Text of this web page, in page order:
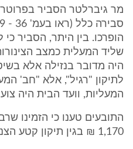
מר גיברלטר הסביר
הופרכו. בין היתר, הסביר כי
שליד המעלית כמצב
היה מדובר בנזילה אלא
לתיקון "רגיל", אלא "חב'
המעליות, וועד הבית היה
התובעים טענו כי הזמינו
1,170 ₪ בגין תיקון קטע הצנרת בפרוזדור הבניין.